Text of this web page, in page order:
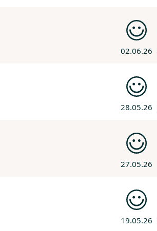
02.06.26
28.05.26
27.05.26
19.05.26